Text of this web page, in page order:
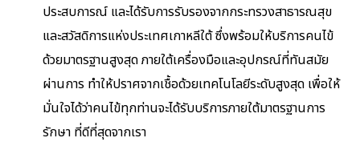
ประสบการณ์ และได้รับการรับรองจากกระทรวงสาธารณสุข
และสวัสดิการแห่งประเทศเกาหลีใต้ ซึ่งพร้อมให้บริการคนไข้
ด้วยมาตรฐานสูงสุด ภายใต้เครื่องมือและอุปกรณ์ที่ทันสมัย
ผ่านการ ทำให้ปราศจากเชื้อด้วยเทคโนโลยีระดับสูงสุด เพื่อให้
มั่นใจได้ว่าคนไข้ทุกท่านจะได้รับบริการภายใต้มาตรฐานการ
รักษา ที่ดีที่สุดจากเรา